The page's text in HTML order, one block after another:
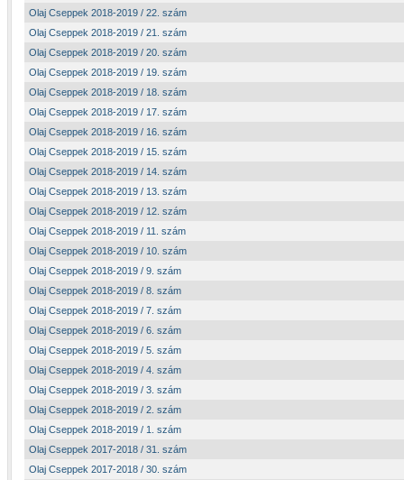
Olaj Cseppek 2018-2019 / 22. szám
Olaj Cseppek 2018-2019 / 21. szám
Olaj Cseppek 2018-2019 / 20. szám
Olaj Cseppek 2018-2019 / 19. szám
Olaj Cseppek 2018-2019 / 18. szám
Olaj Cseppek 2018-2019 / 17. szám
Olaj Cseppek 2018-2019 / 16. szám
Olaj Cseppek 2018-2019 / 15. szám
Olaj Cseppek 2018-2019 / 14. szám
Olaj Cseppek 2018-2019 / 13. szám
Olaj Cseppek 2018-2019 / 12. szám
Olaj Cseppek 2018-2019 / 11. szám
Olaj Cseppek 2018-2019 / 10. szám
Olaj Cseppek 2018-2019 / 9. szám
Olaj Cseppek 2018-2019 / 8. szám
Olaj Cseppek 2018-2019 / 7. szám
Olaj Cseppek 2018-2019 / 6. szám
Olaj Cseppek 2018-2019 / 5. szám
Olaj Cseppek 2018-2019 / 4. szám
Olaj Cseppek 2018-2019 / 3. szám
Olaj Cseppek 2018-2019 / 2. szám
Olaj Cseppek 2018-2019 / 1. szám
Olaj Cseppek 2017-2018 / 31. szám
Olaj Cseppek 2017-2018 / 30. szám